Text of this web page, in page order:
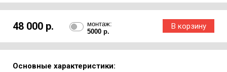
48 000 р.
монтаж:
5000 р.
Основные характеристики: